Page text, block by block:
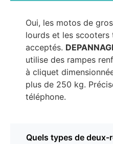
Oui, les motos de
lourds et les scooters
acceptés.
utilise des rampes
à cliquet
plus de 250 kg.
téléphone.
Quels types de deux-